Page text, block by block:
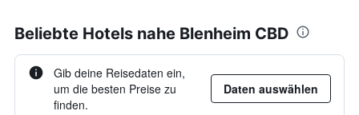
Beliebte Hotels nahe Blenheim CBD
Gib deine Reisedaten ein,
um die besten Preise zu
finden.
Daten auswählen